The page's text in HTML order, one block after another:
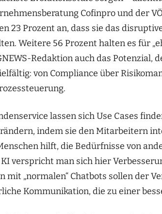
Cofinpro und der
23 Prozent an, dass sie das
Weitere 56 Prozent halten es für
Redaktion auch das Potenzial,
von Compliance über
lassen sich Use Cases
indem sie den Mitarbeitern
hilft, die Bedürfnisse von
verspricht man sich hier
„normalen“ Chatbots sollen der
Kommunikation, die zu einer